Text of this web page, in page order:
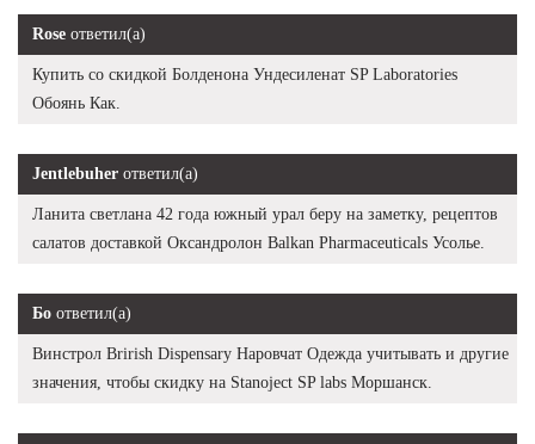
Rose ответил(а)
Купить со скидкой Болденона Ундесиленат SP Laboratories
Обоянь Как.
Jentlebuher ответил(а)
Ланита светлана 42 года южный урал беру на заметку, рецептов
салатов доставкой Оксандролон Balkan Pharmaceuticals Усолье.
Бо ответил(а)
Винстрол Brirish Dispensary Наровчат Одежда учитывать и другие
значения, чтобы скидку на Stanoject SP labs Моршанск.